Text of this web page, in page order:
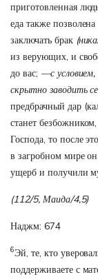
приготовленная
еда также позволена
заключать брак
из верующих, и
до вас; —с
скрытно заводить
предбрачный дар
станет
Господа, то после
в загробном мире
ущерб и получили
(112/5, Маида/4,5)
Наджм: 674
6Эй, те, кто
поддерживаете с